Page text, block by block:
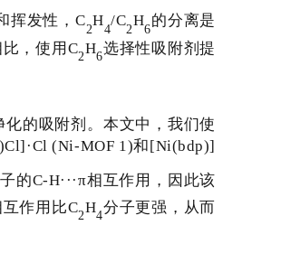
挥发性，C2H4/C2H6的分离是
，使用 C2H6选择性吸附剂提
的吸附剂。本文中，我们使
(Ni-MOF 1)和[Ni(bdp)]
的C-H···π相互作用，因此该
作用比C2H4分子更强，从而